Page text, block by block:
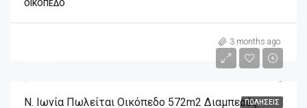
ΟΙΚΌΠΕΔΟ
3 months ago
ΠΩΛΉΣΕΙΣ
Ν. Ιωνία Πωλείται Οικόπεδο 572m2 Διαμπερές